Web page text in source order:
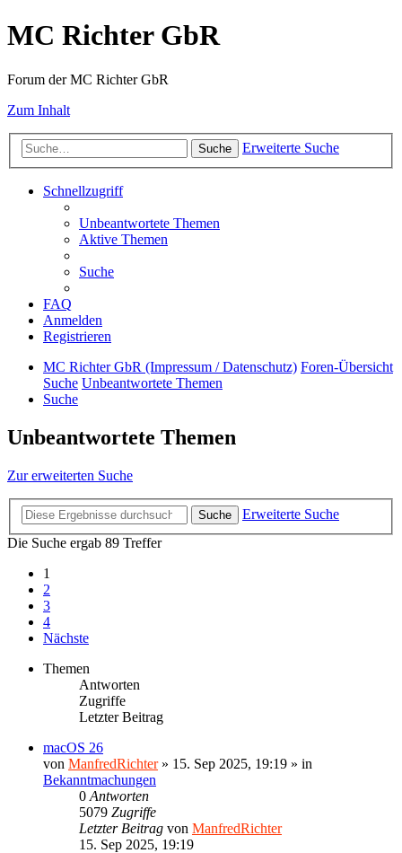
MC Richter GbR
Forum der MC Richter GbR
Zum Inhalt
Suche Erweiterte Suche
Schnellzugriff
Unbeantwortete Themen
Aktive Themen
Suche
FAQ
Anmelden
Registrieren
MC Richter GbR (Impressum / Datenschutz) Foren-Übersicht
Suche Unbeantwortete Themen
Suche
Unbeantwortete Themen
Zur erweiterten Suche
Suche
Erweiterte Suche
Die Suche ergab 89 Treffer
1
2
3
4
Nächste
Themen
Antworten
Zugriffe
Letzter Beitrag
macOS 26
von ManfredRichter» 15. Sep 2025, 19:19 » in
Bekanntmachungen
0 Antworten
5079 Zugriffe
Letzter Beitrag von ManfredRichter
15. Sep 2025, 19:19